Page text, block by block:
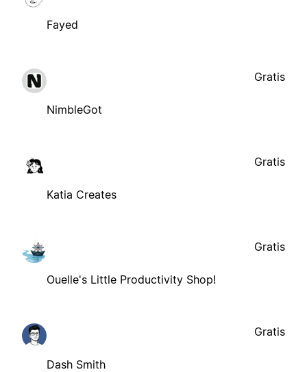
Fayed
NimbleGot
Gratis
Katia Creates
Gratis
Ouelle's Little Productivity Shop!
Gratis
Dash Smith
Gratis